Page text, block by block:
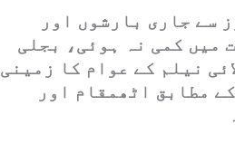
سے جاری بارشوں اور
میں کمی نہ ہوئی، بجلی
نیلم کے عوام کا زمینی
مطابق اٹھمقام اور